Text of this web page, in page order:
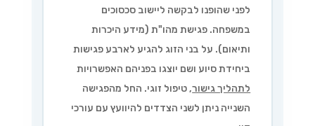
לפני שהופנו לבקשה ליישוב סכסוכים
במשפחה. פגישת מהו"ת (מידע היכרות
ותיאום). על בני הזוג להגיע לארבע פגישות
ביחידת סיוע ושם יוצגו בפניהם האפשרויות
לתהליך גישור, טיפול זוגי. החל מהפגישה
השנייה ניתן לשני הצדדים להיוועץ עם עורכי